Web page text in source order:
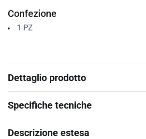
Confezione
1 PZ
Dettaglio prodotto
Specifiche tecniche
Descrizione estesa